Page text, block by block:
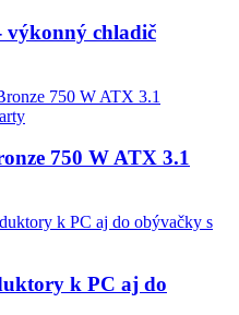
výkonný chladič
750 W ATX 3.1
k PC aj do